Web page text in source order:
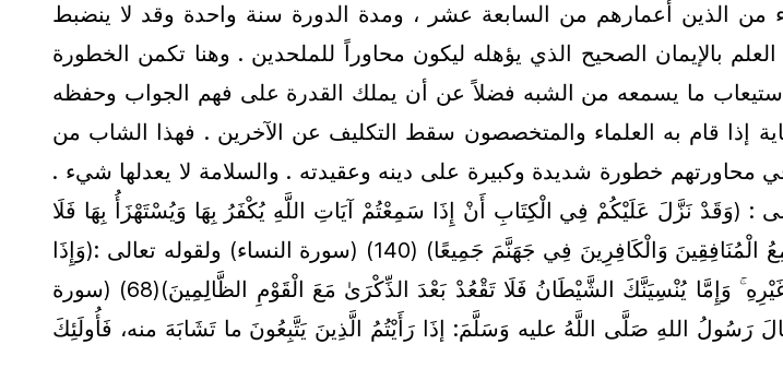
من الذين أعمارهم من السابعة عشر ، ومدة الدورة سنة واحدة وقد لا ينضبط
بالإيمان الصحيح الذي يؤهله ليكون محاوراً للملحدين . وهنا تكمن الخطورة
ما يسمعه من الشبه فضلاً عن أن يملك القدرة على فهم الجواب وحفظه
إذا قام به العلماء والمتخصصون سقط التكليف عن الآخرين . فهذا الشاب من
محاورتهم خطورة شديدة وكبيرة على دينه وعقيدته . والسلامة لا يعدلها شيء .
(وَقَدْ نَزَّلَ عَلَيْكُمْ فِي الْكِتَابِ أَنْ إِذَا سَمِعْتُمْ آيَاتِ اللَّهِ يُكْفَرُ بِهَا وَيُسْتَهْزَأُ بِهَا فَلَا
تَقْعُدُوا مَعَهُمْ حَتَّىٰ يَخُوضُوا فِي حَدِيثٍ غَيْرِهِ ۚ إِنَّكُمْ إِذًا مِثْلُهُمْ ۗ إِنَّ اللَّهَ جَامِعُ الْمُنَافِقِينَ وَالْكَافِرِينَ فِي جَهَنَّمَ جَمِيعًا) (140) (سورة النساء) ولقوله تعالى :(وَإِذَا
رَأَيْتَ الَّذِينَ يَخُوضُونَ فِي آيَاتِنَا فَأَعْرِضْ عَنْهُمْ حَتَّىٰ يَخُوضُوا فِي حَدِيثٍ غَيْرِهِ ۚ وَإِمَّا يُنْسِيَنَّكَ الشَّيْطَانُ فَلَا تَقْعُدْ بَعْدَ الذِّكْرَىٰ مَعَ الْقَوْمِ الظَّالِمِينَ)(68) (سورة
اللهِ صَلَّى اللَّهُ عليه وَسَلَّمَ: إذَا رَأَيْتُمُ الَّذِينَ يَتَّبِعُونَ ما تَشَابَهَ منه، فَأُولَئِكَ